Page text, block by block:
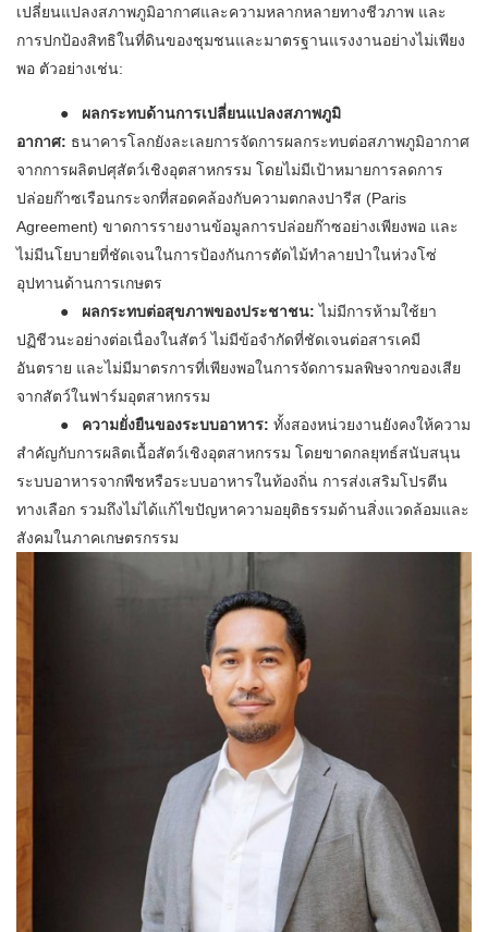
เปลี่ยนแปลงสภาพภูมิอากาศและความหลากหลายทางชีวภาพ และ
การปกป้องสิทธิในที่ดินของชุมชนและมาตรฐานแรงงานอย่างไม่เพียง
พอ ตัวอย่างเช่น:
● ผลกระทบด้านการเปลี่ยนแปลงสภาพภูมิ
อากาศ: ธนาคารโลกยังละเลยการจัดการผลกระทบต่อสภาพภูมิอากาศ
จากการผลิตปศุสัตว์เชิงอุตสาหกรรม โดยไม่มีเป้าหมายการลดการ
ปล่อยก๊าซเรือนกระจกที่สอดคล้องกับความตกลงปารีส (Paris
Agreement) ขาดการรายงานข้อมูลการปล่อยก๊าซอย่างเพียงพอ และ
ไม่มีนโยบายที่ชัดเจนในการป้องกันการตัดไม้ทำลายป่าในห่วงโซ่
อุปทานด้านการเกษตร
● ผลกระทบต่อสุขภาพของประชาชน: ไม่มีการห้ามใช้ยา
ปฏิชีวนะอย่างต่อเนื่องในสัตว์ ไม่มีข้อจำกัดที่ชัดเจนต่อสารเคมี
อันตราย และไม่มีมาตรการที่เพียงพอในการจัดการมลพิษจากของเสีย
จากสัตว์ในฟาร์มอุตสาหกรรม
● ความยั่งยืนของระบบอาหาร: ทั้งสองหน่วยงานยังคงให้ความ
สำคัญกับการผลิตเนื้อสัตว์เชิงอุตสาหกรรม โดยขาดกลยุทธ์สนับสนุน
ระบบอาหารจากพืชหรือระบบอาหารในท้องถิ่น การส่งเสริมโปรตีน
ทางเลือก รวมถึงไม่ได้แก้ไขปัญหาความอยุติธรรมด้านสิ่งแวดล้อมและ
สังคมในภาคเกษตรกรรม